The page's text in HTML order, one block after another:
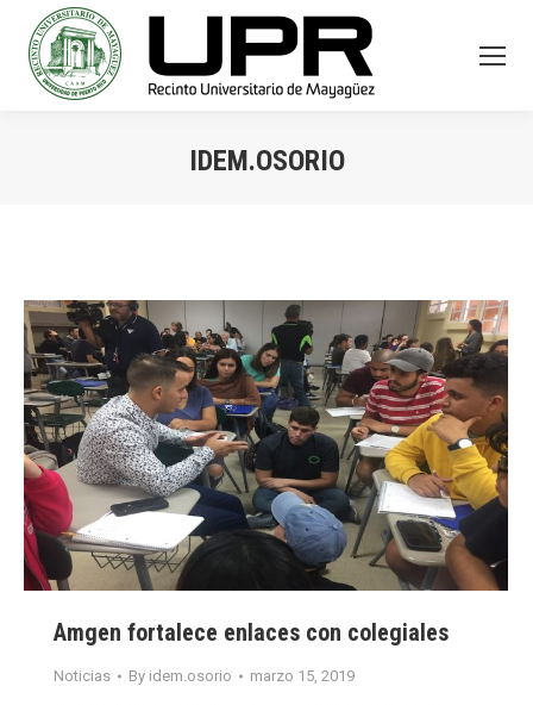
IDEM.OSORIO
Amgen fortalece enlaces con colegiales
Noticias By idem.osorio marzo 15, 2019